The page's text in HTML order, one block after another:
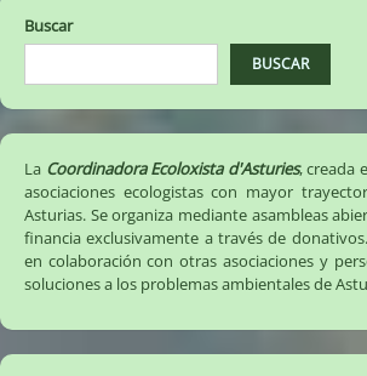
Buscar
BUSCAR
La Coordinadora Ecoloxista d'Asturies, creada
asociaciones ecologistas con mayor
Asturias. Se organiza mediante asambleas
financia exclusivamente a través de
en colaboración con otras asociaciones y
soluciones a los problemas ambientales de